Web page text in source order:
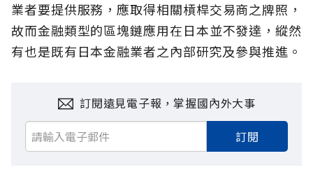
業者要提供服務，應取得相關槓桿交易商之牌照，
故而金融類型的區塊鏈應用在日本並不發達，縱然
有也是既有日本金融業者之內部研究及參與推進。
訂閱遠見電子報，掌握國內外大事
訂閱